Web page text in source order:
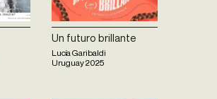
Un futuro brillante
Lucía Garibaldi
Uruguay2025